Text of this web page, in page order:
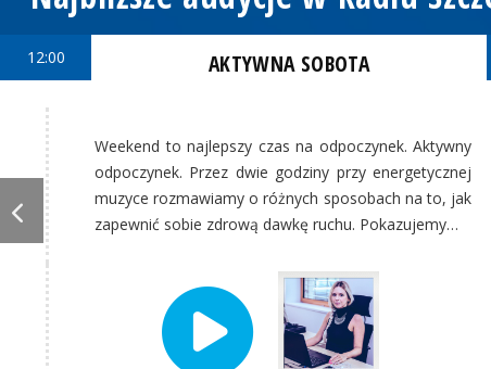
12:00 AKTYWNA SOBOTA
Weekend to najlepszy czas na odpoczynek. Aktywny
odpoczynek. Przez dwie godziny przy energetycznej
muzyce rozmawiamy o różnych sposobach na to, jak
zapewnić sobie zdrową dawkę ruchu. Pokazujemy…